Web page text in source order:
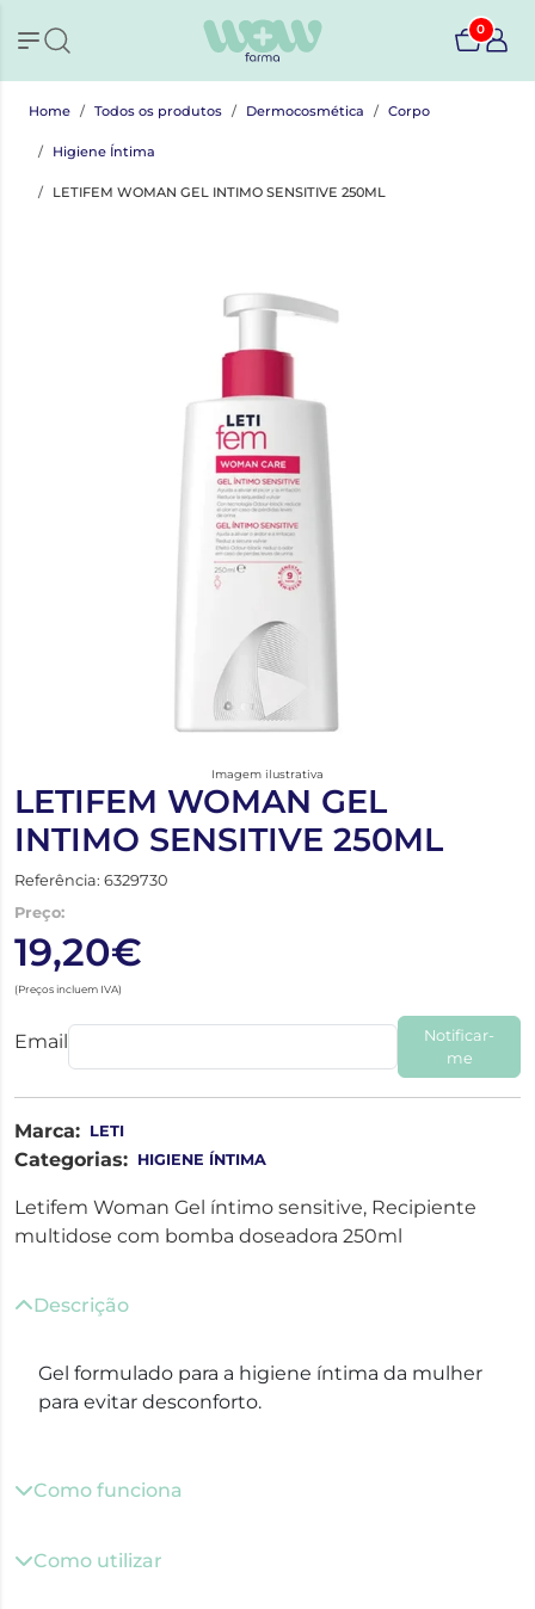
0
Home Todos os produtos Dermocosmética Corpo
Higiene Íntima
LETIFEM WOMAN GEL INTIMO SENSITIVE 250ML
Imagem ilustrativa
LETIFEM WOMAN GEL
INTIMO SENSITIVE 250ML
Referência: 6329730
Preço:
19,20€
(Preços incluem IVA)
Email
Notificar-
me
Marca: LETI
Categorias: HIGIENE ÍNTIMA
Letifem Woman Gel íntimo sensitive, Recipiente
multidose com bomba doseadora 250ml
Descrição
Gel formulado para a higiene íntima da mulher
para evitar desconforto.
Como funciona
Como utilizar